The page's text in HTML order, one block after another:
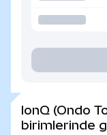
IonQ (Ondo
birimlerinde